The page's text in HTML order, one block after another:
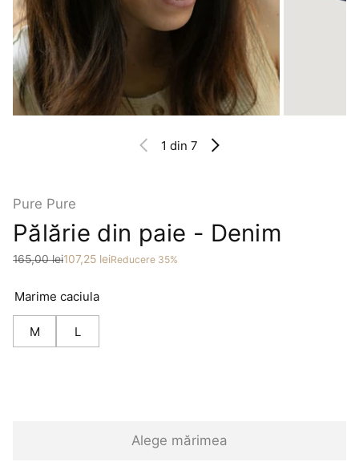
1 din 7
Pure Pure
Pălărie din paie - Denim
Preț
165,00 lei
Preț redus107,25 leiReducere 35%
Marime caciula
M L
Alege mărimea